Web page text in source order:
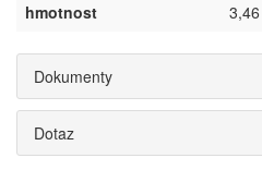
hmotnost
Dokumenty
Dotaz